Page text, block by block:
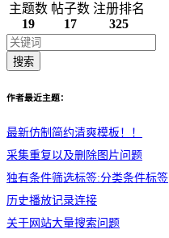
主题数
19
帖子数
17
注册排名
325
搜索
作者最近主题：
最新仿制简约清爽模板！！
采集重复以及删除图片问题
独有条件筛选标签:分类条件标签
历史播放记录连接
关于网站大量搜索问题